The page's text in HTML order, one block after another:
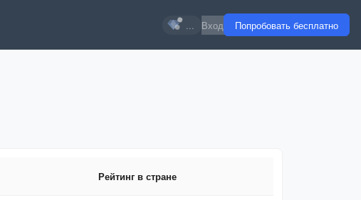
... Вход Попробовать бесплатно
Рейтинг в стране